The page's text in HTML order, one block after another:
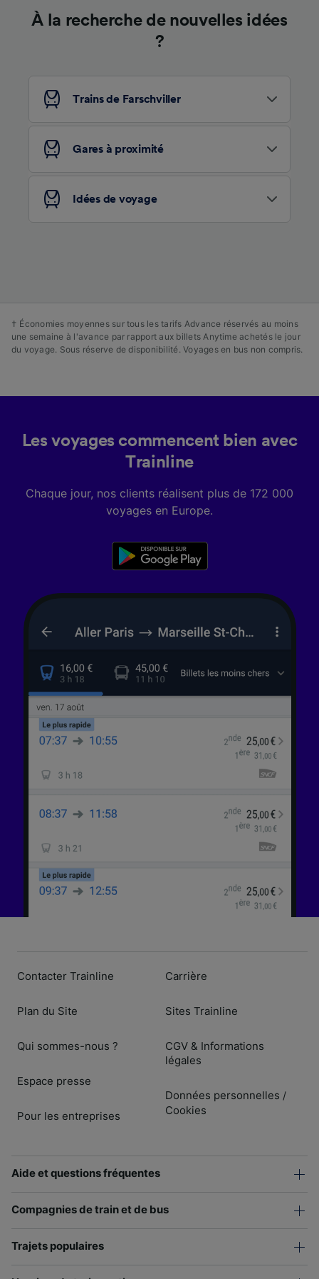
À la recherche de nouvelles idées
?
Trains de Farschviller
Gares à proximité
Idées de voyage
† Économies moyennes sur tous les tarifs Advance réservés au moins
une semaine à l'avance par rapport aux billets Anytime achetés le jour
du voyage. Sous réserve de disponibilité. Voyages en bus non compris.
Les voyages commencent bien avec
Trainline
Chaque jour, nos clients réalisent plus de 172 000
voyages en Europe.
Contacter Trainline
Plan du Site
Qui sommes-nous ?
Espace presse
Pour les entreprises
Carrière
Sites Trainline
CGV & Informations
légales
Données personnelles /
Cookies
Aide et questions fréquentes
Compagnies de train et de bus
Trajets populaires